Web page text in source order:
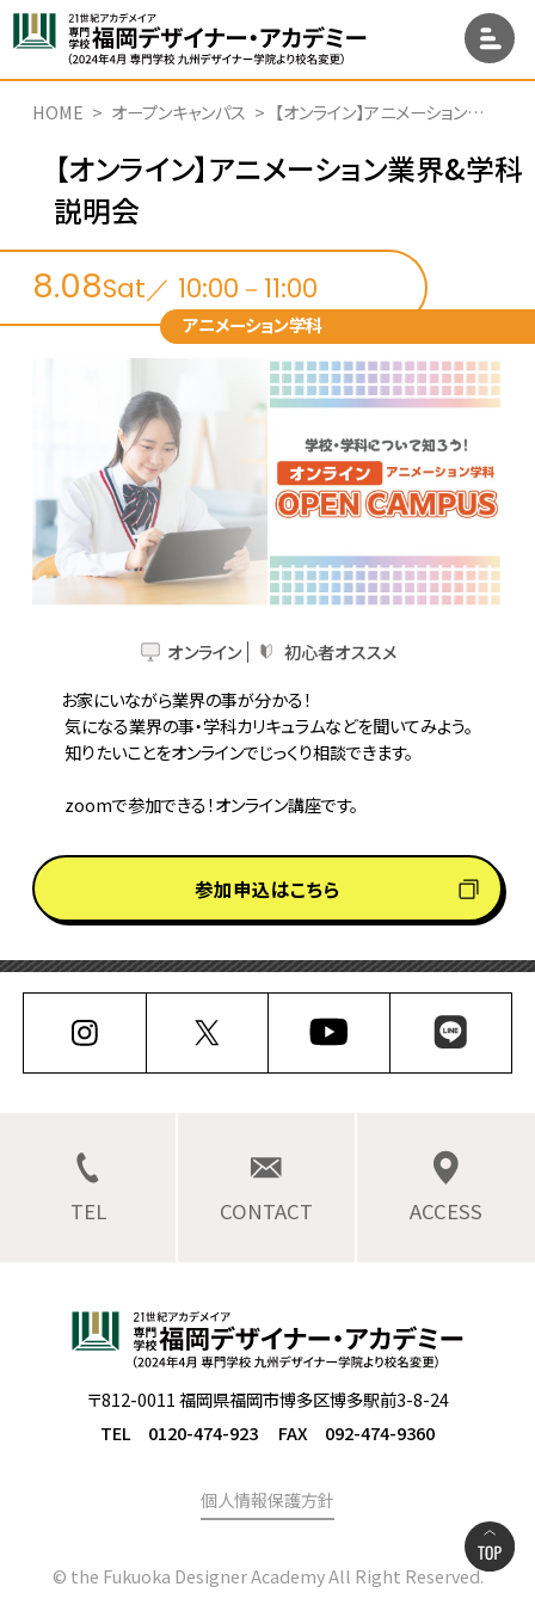
HOME オープンキャンパス 【オンライン】アニメーション業界&学科説明会
【オンライン】アニメーション業界&学科
説明会
8.08Sat／ 10:00－11:00
アニメーション学科
オンライン
初心者オススメ
お家にいながら業界の事が分かる！
zoomで参加できる！オンライン講座です。
参加申込はこちら
TEL CONTACT ACCESS
〒812-0011 福岡県福岡市博多区博多駅前3-8-24
TEL 0120-474-923
FAX 092-474-9360
個人情報保護方針
© the Fukuoka Designer Academy All Right Reserved.